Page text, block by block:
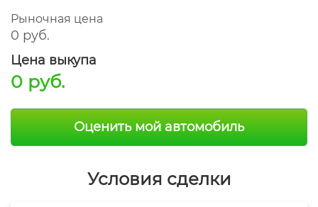
Рыночная цена
0 руб.
Цена выкупа
0 руб.
Оценить мой автомобиль
Условия сделки